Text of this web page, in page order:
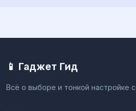
📱 Гаджет Гид
Всё о выборе и тонкой настройке